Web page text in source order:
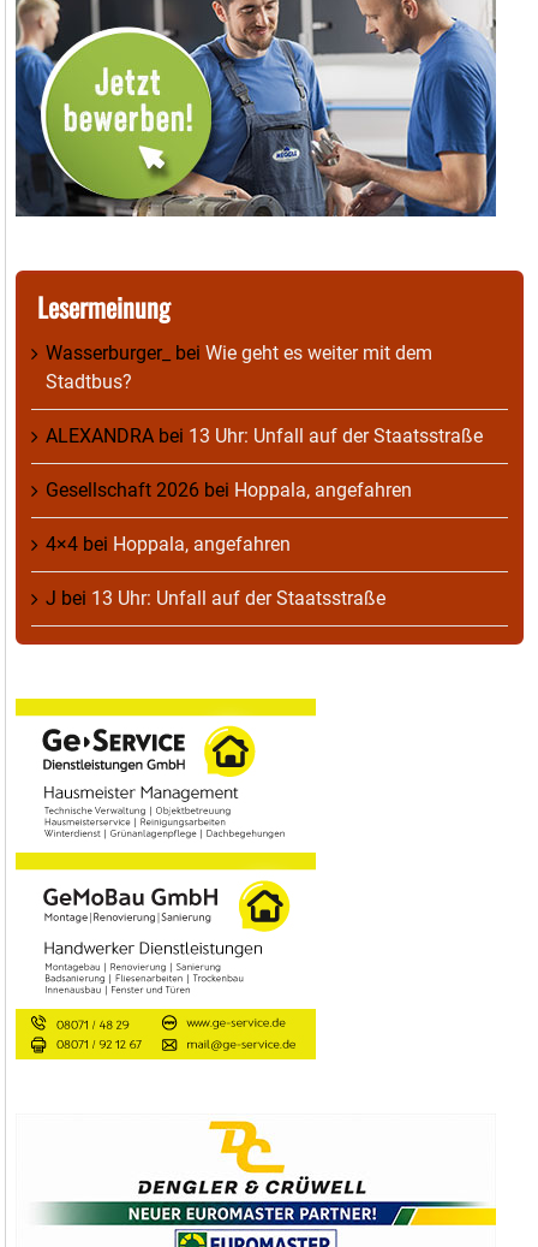
Lesermeinung
Wasserburger_ bei Wie geht es weiter mit dem
Stadtbus?
ALEXANDRA bei 13 Uhr: Unfall auf der Staatsstraße
Gesellschaft 2026 bei Hoppala, angefahren
4×4 bei Hoppala, angefahren
J bei 13 Uhr: Unfall auf der Staatsstraße